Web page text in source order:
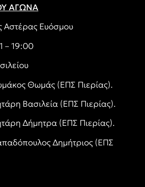
ΑΓΩΝΑ
Αστέρας Ευόσμου
– 19:00
Θωμάς (ΕΠΣ Πιερίας).
Βασιλεία (ΕΠΣ Πιερίας).
Δήμητρα (ΕΠΣ Πιερίας).
Δημήτριος (ΕΠΣ